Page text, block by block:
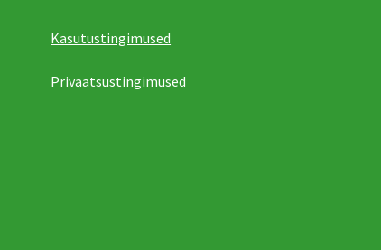
Kasutustingimused
Privaatsustingimused